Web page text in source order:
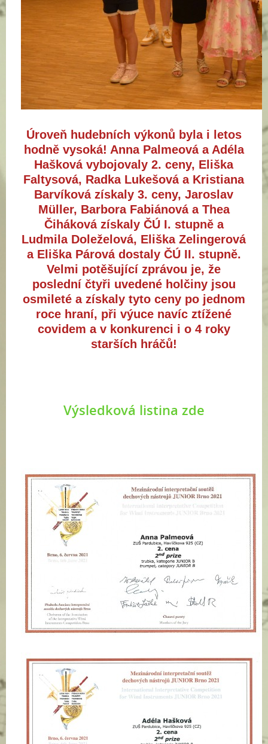
Úroveň hudebních výkonů byla i letos
hodně vysoká! Anna Palmeová a Adéla
Hašková vybojovaly 2. ceny, Eliška
Faltysová, Radka Lukešová a Kristiana
Barvíková získaly 3. ceny, Jaroslav
Müller, Barbora Fabiánová a Thea
Čiháková získaly ČÚ I. stupně a
Ludmila Doleželová, Eliška Zelingerová
a Eliška Párová dostaly ČÚ II. stupně.
Velmi potěšující zprávou je, že
poslední čtyři uvedené holčiny jsou
osmileté a získaly tyto ceny po jednom
roce hraní, při výuce navíc ztížené
covidem a v konkurenci i o 4 roky
starších hráčů!
Výsledková listina zde